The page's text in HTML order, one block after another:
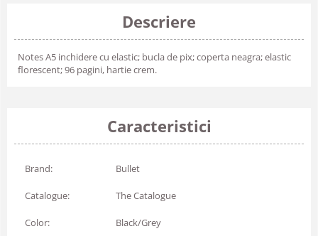
Descriere
Notes A5 inchidere cu elastic; bucla de pix; coperta neagra; elastic
florescent; 96 pagini, hartie crem.
Caracteristici
Brand: Bullet
Catalogue: The Catalogue
Color: Black/Grey